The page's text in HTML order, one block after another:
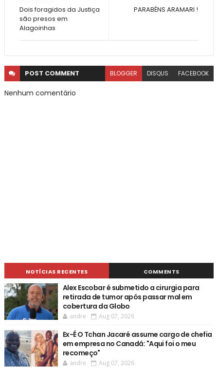
PARABÉNS ARAMARI !
Dois foragidos da Justiça
são presos em
Alagoinhas
POST COMMENT BLOGGER DISQUS FACEBOOK
Nenhum comentário
NOTÍCIAS RECENTES COMMENTS
Alex Escobar é submetido a cirurgia para
retirada de tumor após passar mal em
cobertura da Globo
andre Aug 07, 2026
Ex-É O Tchan Jacaré assume cargo de chefia
em empresa no Canadá: "Aqui foi o meu
recomeço"
andre Aug 07, 2026